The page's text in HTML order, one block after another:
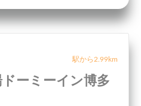
駅から2.99km
ーミーイン博多